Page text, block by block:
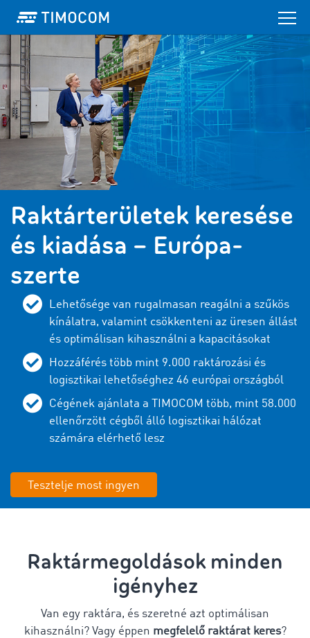
Raktárterületek keresése
és kiadása – Európa-
szerte
Lehetősége van rugalmasan reagálni a szűkös
kínálatra, valamint csökkenteni az üresen állást
és optimálisan kihasználni a kapacitásokat
Hozzáférés több mint 9.000 raktározási és
logisztikai lehetőséghez 46 európai országból
Cégének ajánlata a TIMOCOM több, mint 58.000
ellenőrzött cégből álló logisztikai hálózat
számára elérhető lesz
Tesztelje most ingyen
Raktármegoldások minden
igényhez
Van egy raktára, és szeretné azt optimálisan
kihasználni? Vagy éppen megfelelő raktárat keres?